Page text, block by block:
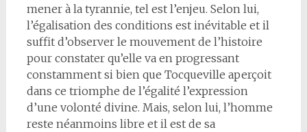
mener à la tyrannie, tel est l’enjeu. Selon lui,
l’égalisation des conditions est inévitable et il
suffit d’observer le mouvement de l’histoire
pour constater qu’elle va en progressant
constamment si bien que Tocqueville aperçoit
dans ce triomphe de l’égalité l’expression
d’une volonté divine. Mais, selon lui, l’homme
reste néanmoins libre et il est de sa